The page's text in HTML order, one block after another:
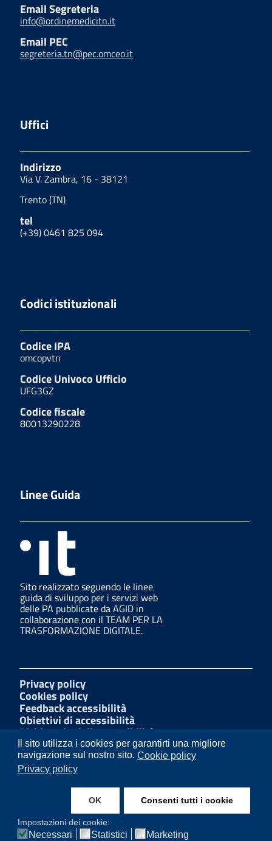
Il sito utilizza i cookies per garantirti una migliore
navigazione sul nostro sito. Cookie policy
Privacy policy
OK Consenti tutti i cookie
Impostazioni dei cookie:
Necessari Statistici Marketing
Email Segreteria
info@ordinemedicitn.it
Email PEC
segreteria.tn@pec.omceo.it
Uffici
Indirizzo
Via V. Zambra, 16 - 38121
Trento (TN)
tel
(+39) 0461 825 094
Codici istituzionali
Codice IPA
omcopvtn
Codice Univoco Ufficio
UFG3GZ
Codice fiscale
80013290228
Linee Guida
Sito realizzato seguendo le linee
guida di sviluppo per i servizi web
delle PA pubblicate da AGID in
collaborazione con il TEAM PER LA
TRASFORMAZIONE DIGITALE.
Privacy policy
Cookies policy
Feedback accessibilità
Obiettivi di accessibilità
Dichiarazioni di accessibilità
Amministrazione Trasparente
Mappa del sito
Segnalazioni di illecito
Instagram
Facebook